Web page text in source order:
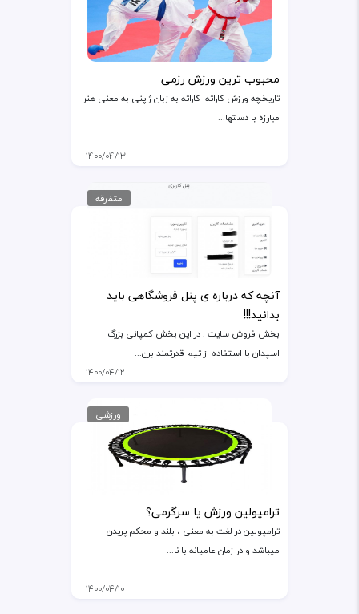
محبوب ترین ورزش رزمی
تاریخچه ورزش کاراته کاراته به زبان ژاپنی به معنی هنر
مبارزه با دستها...
۱۴۰۰/۰۴/۱۳
متفرقه
آنچه که درباره ی پنل فروشگاهی باید
بدانید!!!
بخش فروش سایت : در این بخش کمپانی بزرگ
اسپدان با استفاده از تیم قدرتمند برن...
۱۴۰۰/۰۴/۱۲
ورزشی
ترامپولین ورزش یا سرگرمی؟
ترامپولین در لغت به معنی ، بلند و محکم پریدن
میباشد و در زمان عامیانه با نا...
۱۴۰۰/۰۴/۱۰